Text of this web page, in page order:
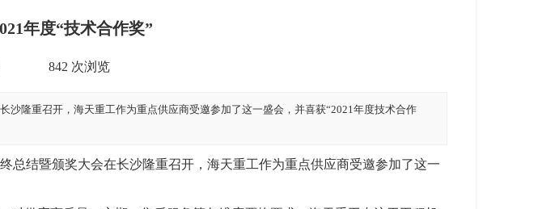
年度“技术合作奖”
09 842 次浏览
隆重召开，海天重工作为重点供应商受邀参加了这一盛会，并喜获“2021年度技术合作
结暨颁奖大会在长沙隆重召开，海天重工作为重点供应商受邀参加了这一